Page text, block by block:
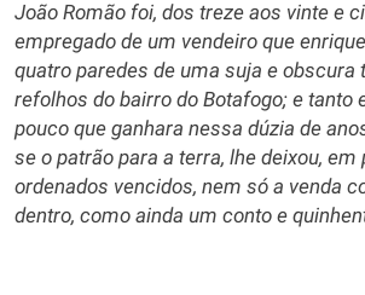
João Romão foi, dos treze aos vinte e
empregado de um vendeiro que
quatro paredes de uma suja e obscura
refolhos do bairro do Botafogo; e tanto
pouco que ganhara nessa dúzia de
se o patrão para a terra, lhe deixou, em
ordenados vencidos, nem só a venda
dentro, como ainda um conto e